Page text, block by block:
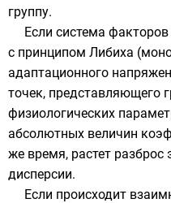
группу.
Если система
с принципом Либиха (
адаптационного
точек, представляющего
физиологических
абсолютных величин
же время, растет
дисперсии.
Если происходит